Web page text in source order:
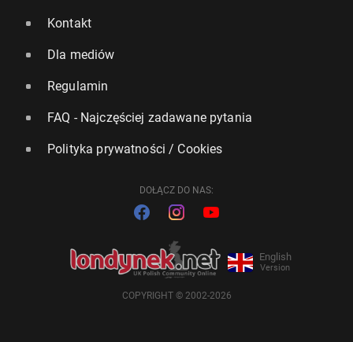
Kontakt
Dla mediów
Regulamin
FAQ - Najczęściej zadawane pytania
Polityka prywatności / Cookies
DOŁĄCZ DO NAS:
English
Version
COPYRIGHT © 2002-2026